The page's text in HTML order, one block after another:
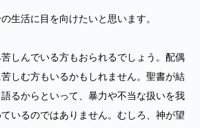
生活に目を向けたいと思います。
しんでいる方もおられるでしょう。配偶
しむ方もいるかもしれません。聖書が結
るからといって、暴力や不当な扱いを我
いるのではありません。むしろ、神が望